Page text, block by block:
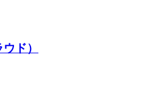
ド）